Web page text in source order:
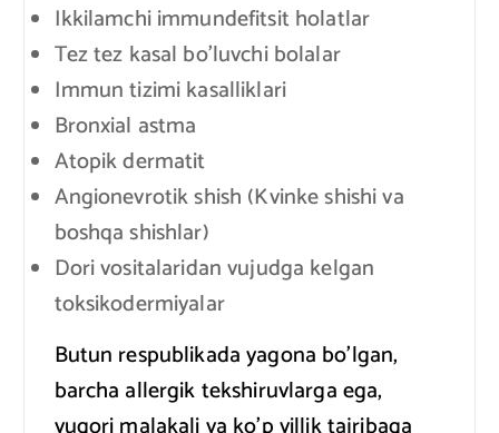
Ikkilamchi immundefitsit holatlar
Tez tez kasal bo’luvchi bolalar
Immun tizimi kasalliklari
Bronxial astma
Atopik dermatit
Angionevrotik shish (Kvinke shishi va
boshqa shishlar)
Dori vositalaridan vujudga kelgan
toksikodermiyalar
Butun respublikada yagona bo’lgan,
barcha allergik tekshiruvlarga ega,